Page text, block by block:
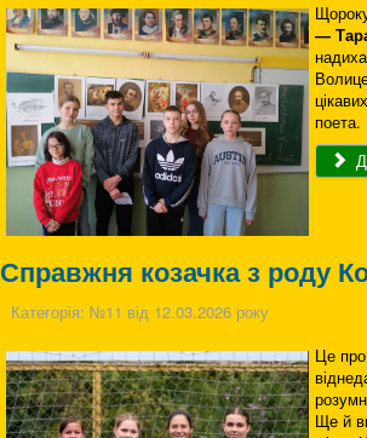
—
поета.
Справжня козачка з роду
Категорія: №11 від 12.03.2026 року
Це
Ще й